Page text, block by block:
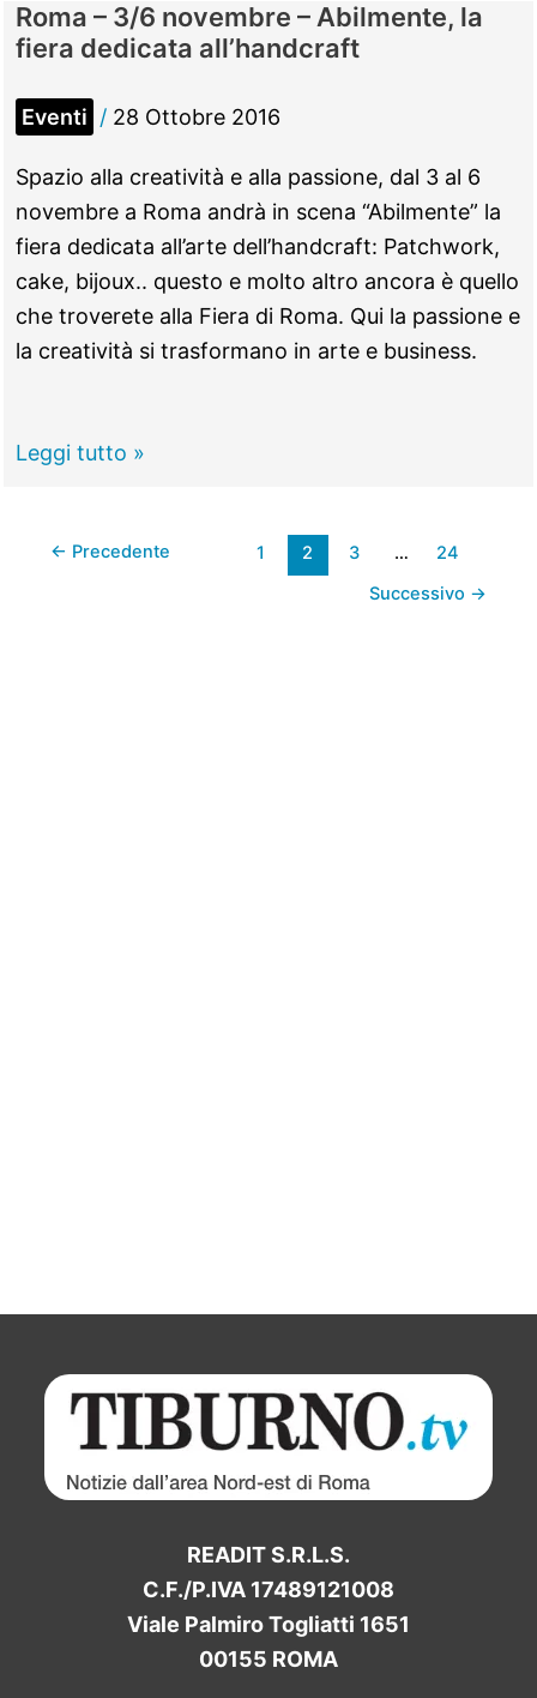
30
ottobre
–
Trofeo
Romano
Scotti-
Nw
Sport-
Lazio
Cross
Roma – 3/6 novembre – Abilmente, la
fiera dedicata all’handcraft
Eventi / 28 Ottobre 2016
Spazio alla creatività e alla passione, dal 3 al 6
novembre a Roma andrà in scena “Abilmente” la
fiera dedicata all’arte dell’handcraft: Patchwork,
cake, bijoux.. questo e molto altro ancora è quello
che troverete alla Fiera di Roma. Qui la passione e
la creatività si trasformano in arte e business.
Roma
novembre
Leggi tutto »
← Precedente 1 2 3 …
24
Successivo →
READIT S.R.L.S.
C.F./P.IVA 17489121008
Viale Palmiro Togliatti 1651
00155 ROMA